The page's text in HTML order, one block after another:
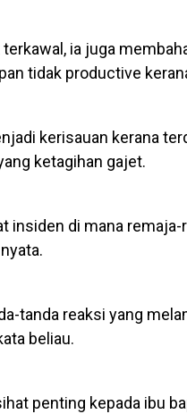
ia juga
tidak productive
kerisauan kerana
ketagihan gajet.
insiden di mana
tanda reaksi yang
beliau.
penting kepada ibu